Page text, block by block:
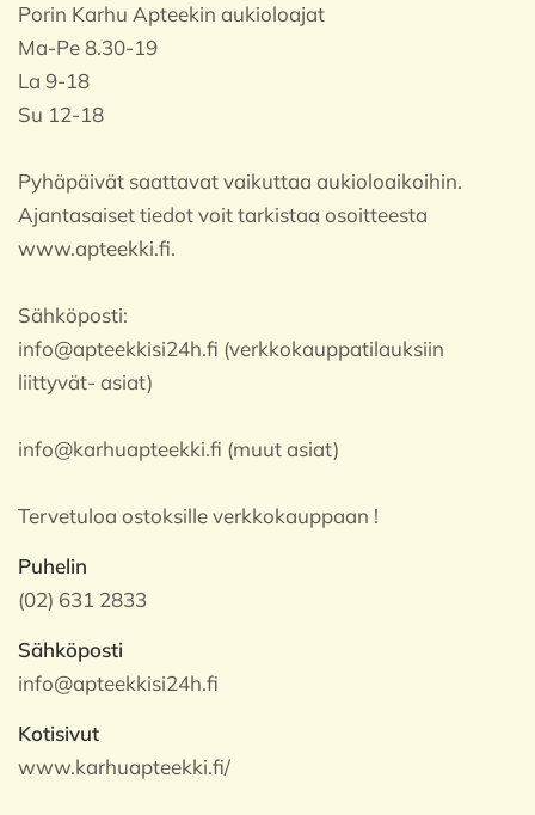
Porin Karhu Apteekin aukioloajat
Ma-Pe 8.30-19
La 9-18
Su 12-18
Pyhäpäivät saattavat vaikuttaa aukioloaikoihin.
Ajantasaiset tiedot voit tarkistaa osoitteesta
www.apteekki.fi.
Sähköposti:
info@apteekkisi24h.fi (verkkokauppatilauksiin
liittyvät- asiat)
info@karhuapteekki.fi (muut asiat)
Tervetuloa ostoksille verkkokauppaan !
Puhelin
(02) 631 2833
Sähköposti
info@apteekkisi24h.fi
Kotisivut
www.karhuapteekki.fi/